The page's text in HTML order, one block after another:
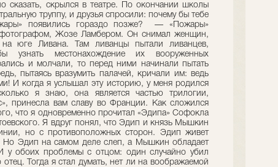
сказать, скрылся в театре. По окончании школы
труппу, и друзья спросили: почему бы тебе
появились гораздо позже? — «Пожары»
Жозе Ламбером. Он снимал женщин,
юге Ливана. Там ливанцы пытали ливанцев,
местонахождение их вооруженных
и молчали, то перед ними начинали пытать
пытаясь вразумить палачей, кричали им: ведь
И когда я услышал эту историю, у меня родился
я знаю, она является частью трилогии,
принесла вам славу во Франции. Как сложился
что я одновременно прочитал «Эдипа» Софокла
Я вдруг понял, что Эдип и князь Мышкин
но с противоположных сторон. Эдип живет
Но Эдип на самом деле слеп, а Мышкин обладает
у обоих проблемы с отцом: один случайно убил
отец. Тогда я стал думать, нет ли на воображаемой